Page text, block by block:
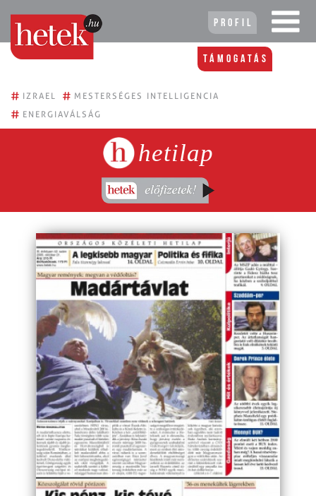
Profil
Támogatás
# IZRAEL # MESTERSÉGES INTELLIGENCIA
# ENERGIAVÁLSÁG
hetilap